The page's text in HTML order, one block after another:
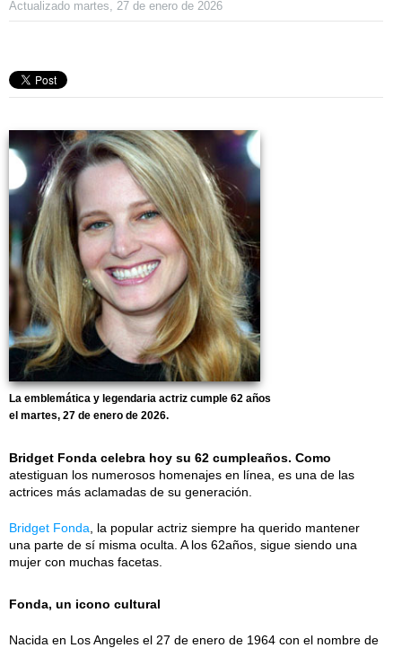
Actualizado martes, 27 de enero de 2026
La emblemática y legendaria actriz cumple 62 años
el martes, 27 de enero de 2026.
Bridget Fonda celebra hoy su 62 cumpleaños. Como
atestiguan los numerosos homenajes en línea, es una de las
actrices más aclamadas de su generación.
Bridget Fonda , la popular actriz siempre ha querido mantener
una parte de sí misma oculta. A los 62años, sigue siendo una
mujer con muchas facetas.
Fonda, un icono cultural
Nacida en Los Angeles el 27 de enero de 1964 con el nombre de